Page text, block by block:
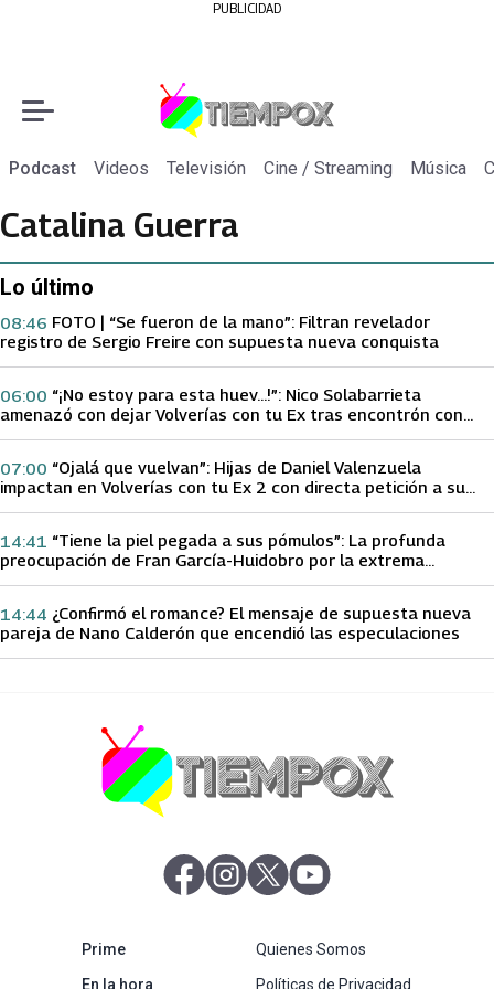
PUBLICIDAD
Podcast Videos Televisión Cine / Streaming Música
Catalina Guerra
Lo último
FOTO | “Se fueron de la mano”: Filtran revelador
registro de Sergio Freire con supuesta nueva conquista
08:46
“¡No estoy para esta huev…!”: Nico Solabarrieta
amenazó con dejar Volverías con tu Ex tras encontrón con
06:00
“Ojalá que vuelvan”: Hijas de Daniel Valenzuela
impactan en Volverías con tu Ex 2 con directa petición a su
07:00
“Tiene la piel pegada a sus pómulos”: La profunda
preocupación de Fran García-Huidobro por la extrema
14:41
¿Confirmó el romance? El mensaje de supuesta nueva
pareja de Nano Calderón que encendió las especulaciones
14:44
abre en nueva pestaña
abre en nueva pestaña
abre en nueva pestaña
Primeabre en nueva pestaña
En la horaabre en nueva pestaña
Quienes Somos
Políticas de Privacidad